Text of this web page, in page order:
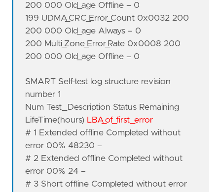
200 000 Old_age Offline – 0
199 UDMA_CRC_Error_Count 0x0032 200
200 000 Old_age Always – 0
200 Multi_Zone_Error_Rate 0x0008 200
200 000 Old_age Offline – 0
SMART Self-test log structure revision
number 1
Num Test_Description Status Remaining
LifeTime(hours) LBA_of_first_error
# 1 Extended offline Completed without
error 00% 48230 –
# 2 Extended offline Completed without
error 00% 24 –
# 3 Short offline Completed without error